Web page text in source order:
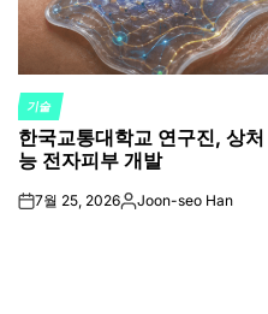
POSTED
IN
기술
한국교통대학교 연구진, 상
능 전자피부 개발
on7월 25, 2026Posted
Joon-seo Han